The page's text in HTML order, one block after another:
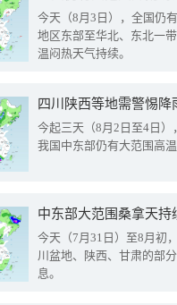
今天（8月3日），全国仍
地区东部至华北、东北一
温闷热天气持续。
今起三天（8月2日至4日
我国中东部仍有大范围高
中东部大范围桑拿天
今天（7月31日）至8月初
川盆地、陕西、甘肃的部
息。